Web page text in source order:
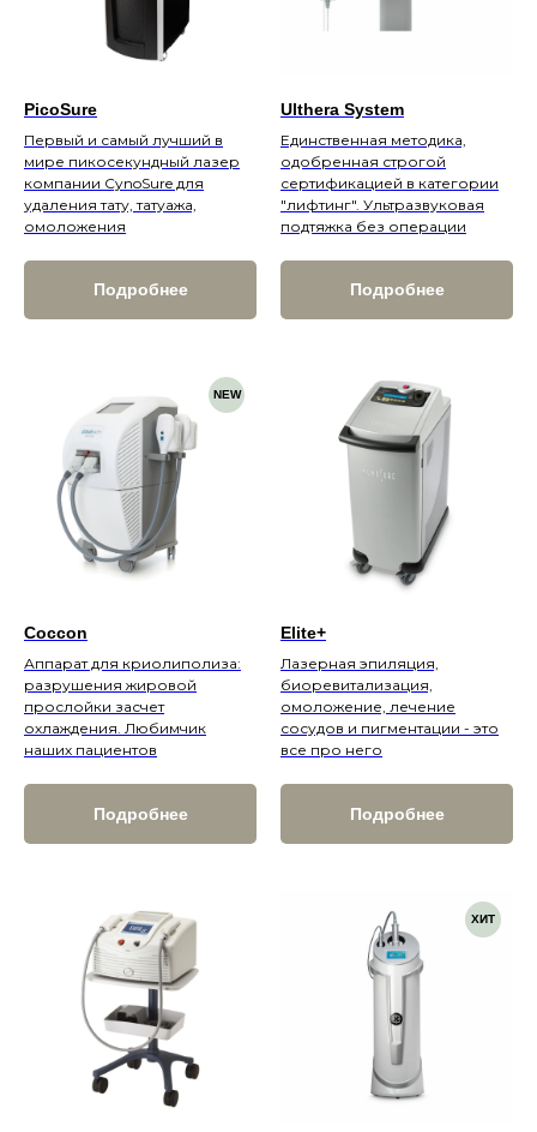
PicoSure
Первый и самый лучший в
мире пикосекундный лазер
компании CynoSure для
удаления тату, татуажа,
омоложения
Подробнее
Ulthera System
Единственная методика,
одобренная строгой
сертификацией в категории
"лифтинг". Ультразвуковая
подтяжка без операции
Подробнее
NEW
Coccon
Аппарат для криолиполиза:
разрушения жировой
прослойки засчет
охлаждения. Любимчик
наших пациентов
Подробнее
Elite+
Лазерная эпиляция,
биоревитализация,
омоложение, лечение
сосудов и пигментации - это
все про него
Подробнее
ХИТ
Удаление тату и татуажа
Контурная пластика
Биоревитализация и увлажнение
Коррекция мимических морщин
Мезотерапия
Нитевой лифтинг
Удаление татуировок
Удаление татуажа бровей
Удаление татуажа губ
Удаление татуажа ремувером
Перманентный макияж
Лечение кожи
Лечение акне
Лечение рубцов
Лечение постакне
Лечение купероза
Уходы для лица